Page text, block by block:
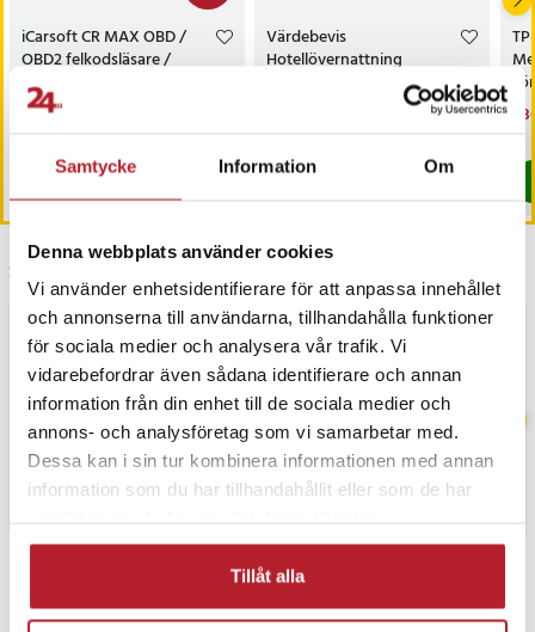
Samtycke Information Om
Denna webbplats använder cookies
Vi använder enhetsidentifierare för att anpassa innehållet
och annonserna till användarna, tillhandahålla funktioner
för sociala medier och analysera vår trafik. Vi
vidarebefordrar även sådana identifierare och annan
information från din enhet till de sociala medier och
annons- och analysföretag som vi samarbetar med.
Dessa kan i sin tur kombinera informationen med annan
information som du har tillhandahållit eller som de har
Tillåt alla
iCarsoft CR MAX OBD /
OBD2 felkodsläsare /
bildiagnosverktyg /
diagnosverktyg för bil
Nuvarande pris
3 698 kr
Köp
Värdebevis
Hotellövernattning
Senast besökta
BÄSTSÄLJARE
PRISGARANTI